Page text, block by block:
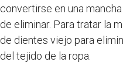
convertirse en una
de eliminar. Para tratar la
de dientes viejo para
del tejido de la ropa.